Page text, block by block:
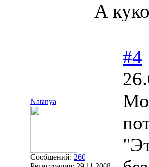
А
Natanya
Сообщений: 260
#4